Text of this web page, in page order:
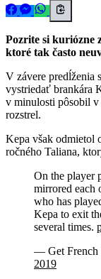
Pozrite si kuriózne
ktoré tak často
V závere predĺženia
vystriedať brankára
v minulosti pôsobil
rozstrel.
Kepa však odmietol
ročného Taliana,
On the player
mirrored each
who has
Kepa to exit
several times.
— Get French
2019